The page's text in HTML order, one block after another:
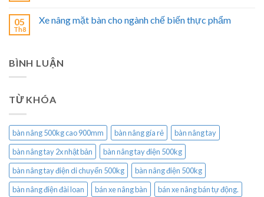
05
Th8
Xe nâng mặt bàn cho ngành chế biến thực phẩm
BÌNH LUẬN
TỪ KHÓA
bàn nâng 500kg cao 900mm bàn nâng gía rẻ
bàn nâng tay
bàn nâng tay 2x nhật bản
bàn nâng tay điện 500kg
bàn nâng tay điện di chuyển 500kg
bàn nâng điện 500kg
bàn nâng điện đài loan
bán xe nâng bàn
bán xe nâng bán tự động.